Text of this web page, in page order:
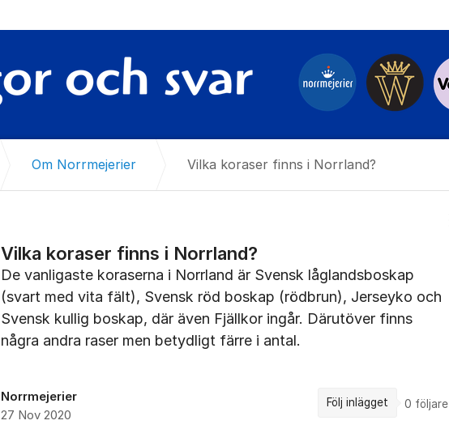
Om Norrmejerier Vilka koraser finns i Norrland?
Vilka koraser finns i Norrland?
De vanligaste koraserna i Norrland är Svensk låglandsboskap
(svart med vita fält), Svensk röd boskap (rödbrun), Jerseyko och
Svensk kullig boskap, där även Fjällkor ingår. Därutöver finns
några andra raser men betydligt färre i antal.
Norrmejerier
27 Nov 2020
Följ inlägget 0 följare